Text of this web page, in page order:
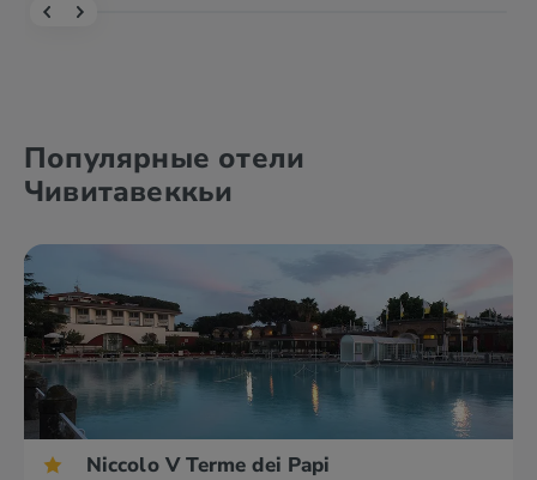
Популярные отели
Чивитавеккьи
Niccolo V Terme dei Papi